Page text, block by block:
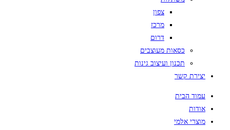
צפון
מרכז
דרום
כסאות מעוצבים
תכנון ועיצוב גינות
יצירת קשר
עמוד הבית
אודות
מוצרי אלמי